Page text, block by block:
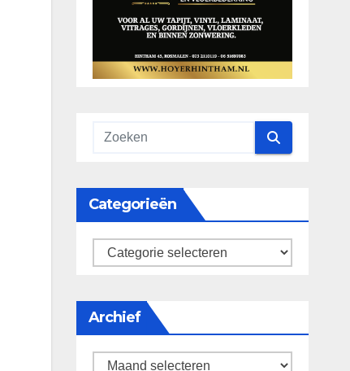
Categorieën
categorieën
Archief
Archief